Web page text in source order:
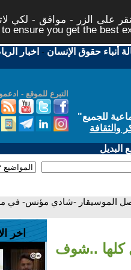
على الزر - موافق - لكي
ensure you get the best
أنباء حقوق الإنسان - اخبار
التبرع للموقع -
للجميع"
والثقافة
البديل
الموسيقار -شادي مؤنس- في
كلها ..شوف
اخر